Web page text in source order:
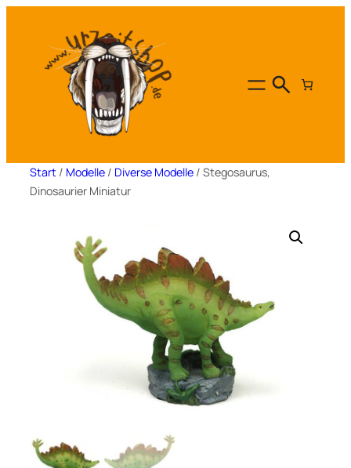
Start / Modelle / Diverse Modelle / Stegosaurus,
Dinosaurier Miniatur